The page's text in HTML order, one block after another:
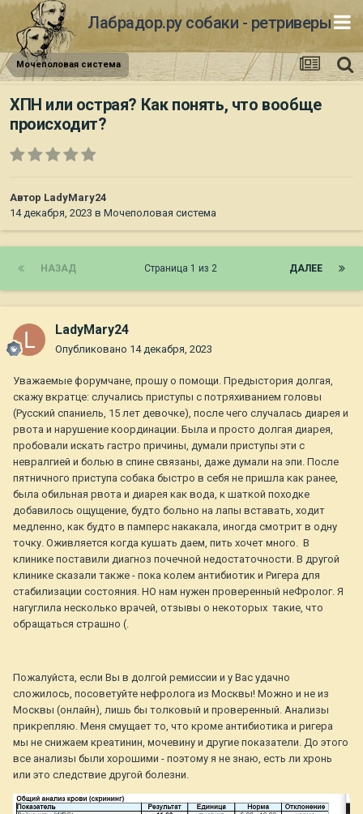
Лабрадор.ру собаки - ретриверы
Мочеполовая система
ХПН или острая? Как понять, что вообще
происходит?
Автор LadyMary24
14 декабря, 2023 в Мочеполовая система
НАЗАД ДАЛЕЕ
Страница 1 из 2
LadyMary24
Опубликовано 14 декабря, 2023
Уважаемые форумчане, прошу о помощи. Предыстория долгая,
скажу вкратце: случались приступы с потряхиванием головы
(Русский спаниель, 15 лет девочке), после чего случалась диарея и
рвота и нарушение координации. Была и просто долгая диарея,
пробовали искать гастро причины, думали приступы эти с
невралгией и болью в спине связаны, даже думали на эпи. После
пятничного приступа собака быстро в себя не пришла как ранее,
была обильная рвота и диарея как вода, к шаткой походке
добавилось ощущение, будто больно на лапы вставать, ходит
медленно, как будто в памперс накакала, иногда смотрит в одну
точку. Оживляется когда кушать даем, пить хочет много. В
клинике поставили диагноз почечной недостаточности. В другой
клинике сказали также - пока колем антибиотик и Ригера для
стабилизации состояния. НО нам нужен проверенный неФролог. Я
нагуглила несколько врачей, отзывы о некоторых такие, что
обращаться страшно (.
Пожалуйста, если Вы в долгой ремиссии и у Вас удачно
сложилось, посоветуйте нефролога из Москвы! Можно и не из
Москвы (онлайн), лишь бы толковый и проверенный. Анализы
прикрепляю. Меня смущает то, что кроме антибиотика и ригера
мы не снижаем креатинин, мочевину и другие показатели. До этого
все анализы были хорошими - поэтому я не знаю, есть ли хронь
или это следствие другой болезни.